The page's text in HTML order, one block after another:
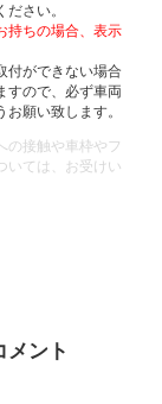
さい。
持ちの場合、表示
付ができない場合
すので、必ず車両
願い致します。
の接触や車枠やフ
いては、お受けい
メント